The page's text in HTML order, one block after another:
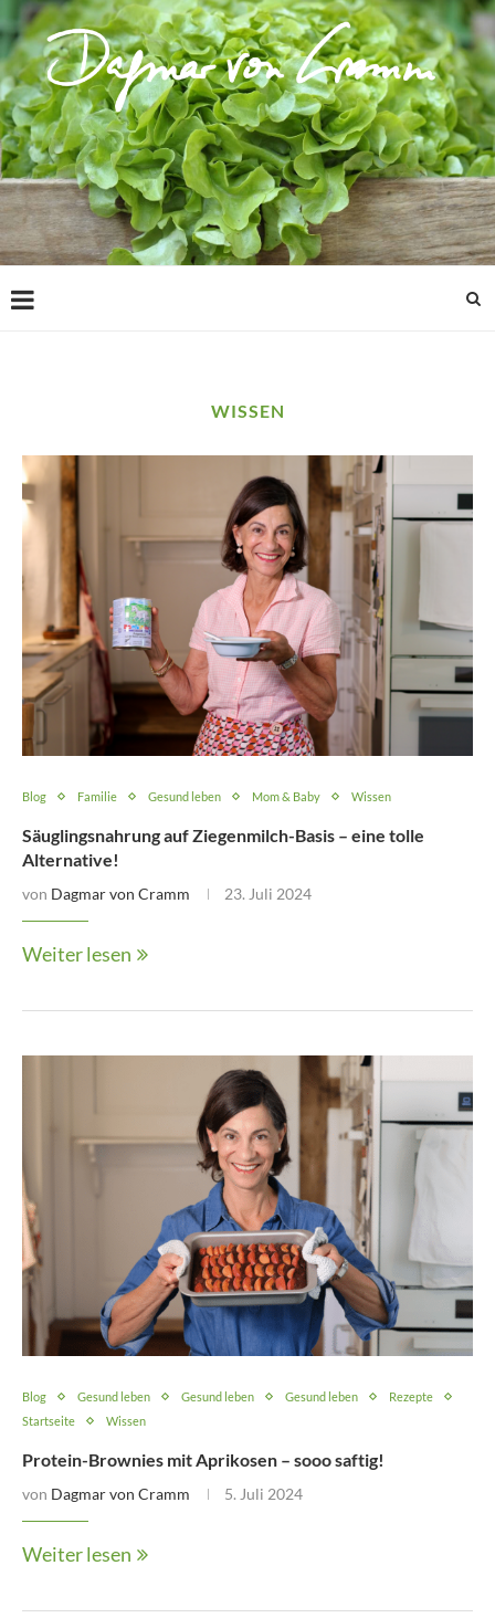
WISSEN
Blog Familie Gesund leben Mom & Baby Wissen
Säuglingsnahrung auf Ziegenmilch-Basis – eine tolle
Alternative!
von Dagmar von Cramm 23. Juli 2024
Weiter lesen
Blog Gesund leben Gesund leben Gesund leben
Rezepte
Startseite
Wissen
Protein-Brownies mit Aprikosen – sooo saftig!
von Dagmar von Cramm 5. Juli 2024
Weiter lesen